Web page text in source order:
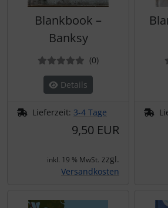
Blankbook –
Banksy
(0Bewertungen
)
Details
Lieferzeit: 3-4 Tage
9,50 EUR
inkl. 19 % MwSt. zzgl.
Versandkosten